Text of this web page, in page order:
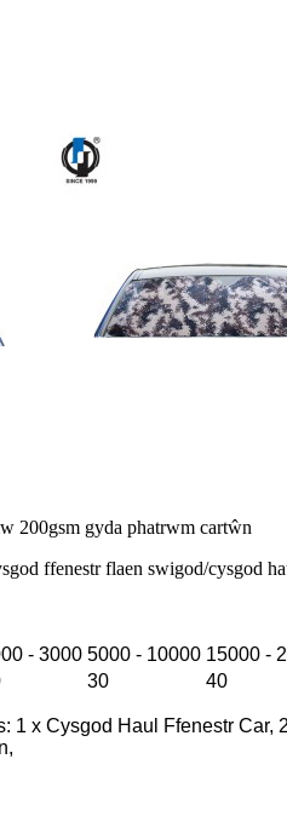
200gsm gyda phatrwm cartŵn
ffenestr flaen swigod/cysgod
- 3000 5000 - 10000 15000 -
30 40
1 x Cysgod Haul Ffenestr Car,